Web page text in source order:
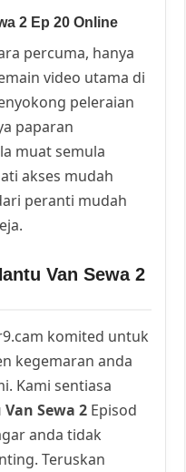
2 Ep 20 Online
percuma, hanya
video utama di
peleraian
paparan
muat semula
akses mudah
peranti mudah
Van Sewa 2
komited untuk
kegemaran anda
Kami sentiasa
Sewa 2 Episod
anda tidak
Teruskan